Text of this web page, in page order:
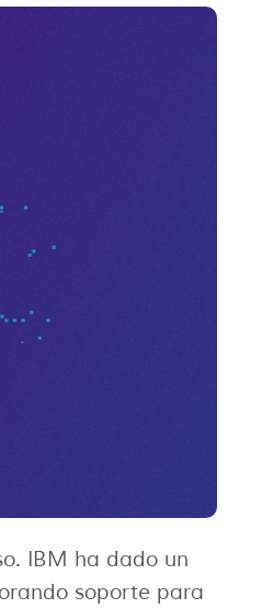
IBM ha dado un
soporte para